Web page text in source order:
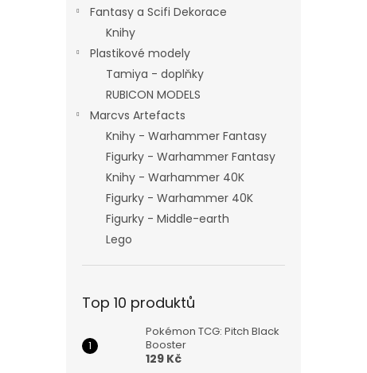
Fantasy a Scifi Dekorace
Knihy
Plastikové modely
Tamiya - doplňky
RUBICON MODELS
Marcvs Artefacts
Knihy - Warhammer Fantasy
Figurky - Warhammer Fantasy
Knihy - Warhammer 40K
Figurky - Warhammer 40K
Figurky - Middle-earth
Lego
Top 10 produktů
Pokémon TCG: Pitch Black
Booster
129 Kč